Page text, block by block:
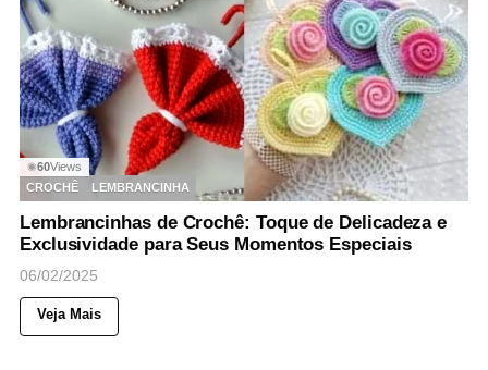
◉60Views
CROCHÊ
LEMBRANCINHA
Lembrancinhas de Crochê: Toque de Delicadeza e
Exclusividade para Seus Momentos Especiais
06/02/2025
Veja Mais